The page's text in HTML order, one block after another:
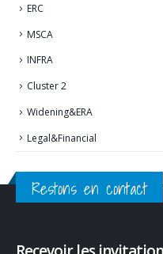
ERC
MSCA
INFRA
Cluster 2
Widening&ERA
Legal&Financial
Restons en contact